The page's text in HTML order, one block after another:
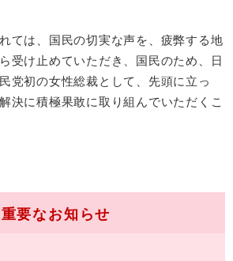
ては、国民の切実な声を、疲弊する地
受け止めていただき、国民のため、日
党初の女性総裁として、先頭に立っ
決に積極果敢に取り組んでいただくこ
重要なお知らせ